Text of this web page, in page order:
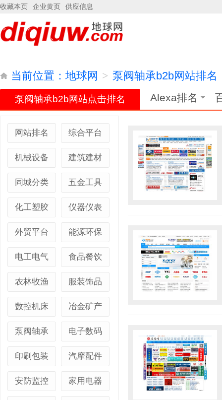
收藏本页 企业黄页 供应信息
当前位置： 地球网 > 泵阀轴承b2b网站排名
泵阀轴承b2b网站点击排名 Alexa排名
网站排名 综合平台
机械设备 建筑建材
同城分类 五金工具
化工塑胶 仪器仪表
外贸平台 能源环保
电工电气 食品餐饮
农林牧渔 服装饰品
数控机床 冶金矿产
泵阀轴承 电子数码
印刷包装 汽摩配件
安防监控 家用电器